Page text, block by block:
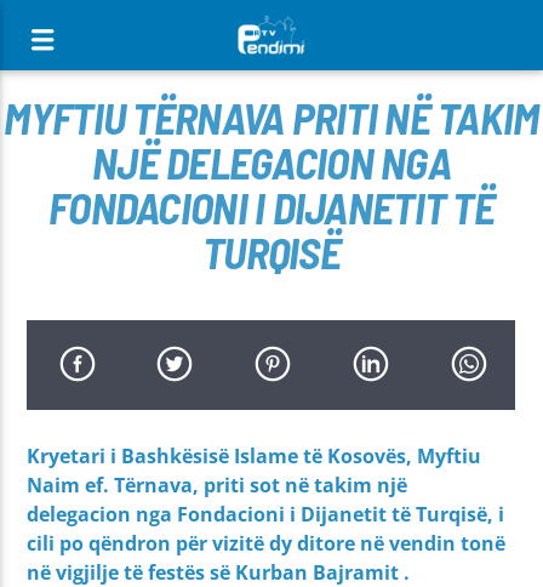
MYFTIU TËRNAVA PRITI NË TAKIM
NJË DELEGACION NGA
FONDACIONI I DIJANETIT TË
TURQISË
Kryetari i Bashkësisë Islame të Kosovës, Myftiu
Naim ef. Tërnava, priti sot në takim një
delegacion nga Fondacioni i Dijanetit të Turqisë, i
cili po qëndron për vizitë dy ditore në vendin tonë
në vigjilje të festës së Kurban Bajramit .